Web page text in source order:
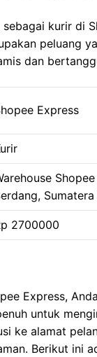
sebagai kurir di
peluang
dan
Express
2700000
Express,
untuk
ke alamat
Berikut ini